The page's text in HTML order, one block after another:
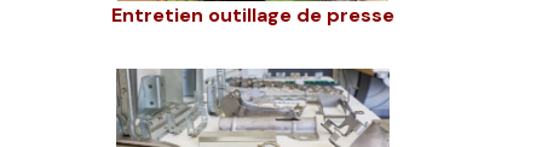
Entretien outillage de presse